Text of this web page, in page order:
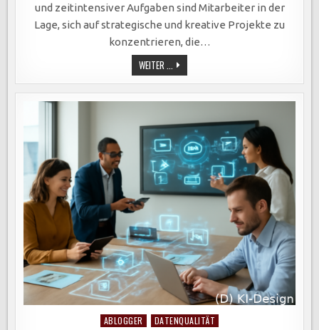
und zeitintensiver Aufgaben sind Mitarbeiter in der
Lage, sich auf strategische und kreative Projekte zu
konzentrieren, die…
WEITER ... ROBOTIC
PROCESS
AUTOMATION:
EFFIZIENZSTEIGERUNG
UND
IN
UNTERNEHMEN
DURCH
AUTOMATISIERTE
PROZESSE
Posted
ABLOGGER DATENQUALITÄT